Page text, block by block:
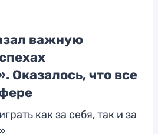
важную
Оказалось, что все
как за себя, так и за